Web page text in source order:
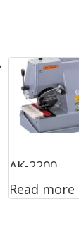
AK-2200
Standard
Read more